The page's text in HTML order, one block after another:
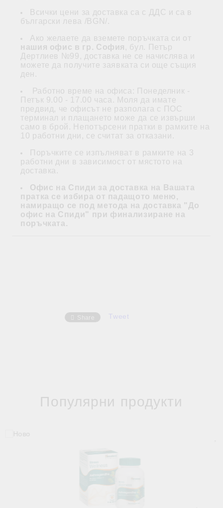
Всички цени за доставка са с ДДС и са в
български лева /BGN/.
Ако желаете да вземете поръчката си от
нашия офис в гр. София , бул. Петър
Дертлиев №99, доставка не се начислява и
можете да получите заявката си още същия
ден.
Работно време на офиса: Понеделник -
Петък 9.00 - 17.00 часа. Моля да имате
предвид, че офисът не разполага с ПОС
терминал и плащането може да се извърши
само в брой. Непотърсени пратки в рамките на
10 работни дни, се считат за отказани.
Поръчките се изпълняват в рамките на 3
работни дни в зависимост от мястото на
доставка.
Офис на Спиди за доставка на Вашата
пратка се избира от падащото меню,
намиращо се под метода на доставка "До
офис на Спиди" при финализиране на
поръчката.
Share Tweet
Популярни продукти